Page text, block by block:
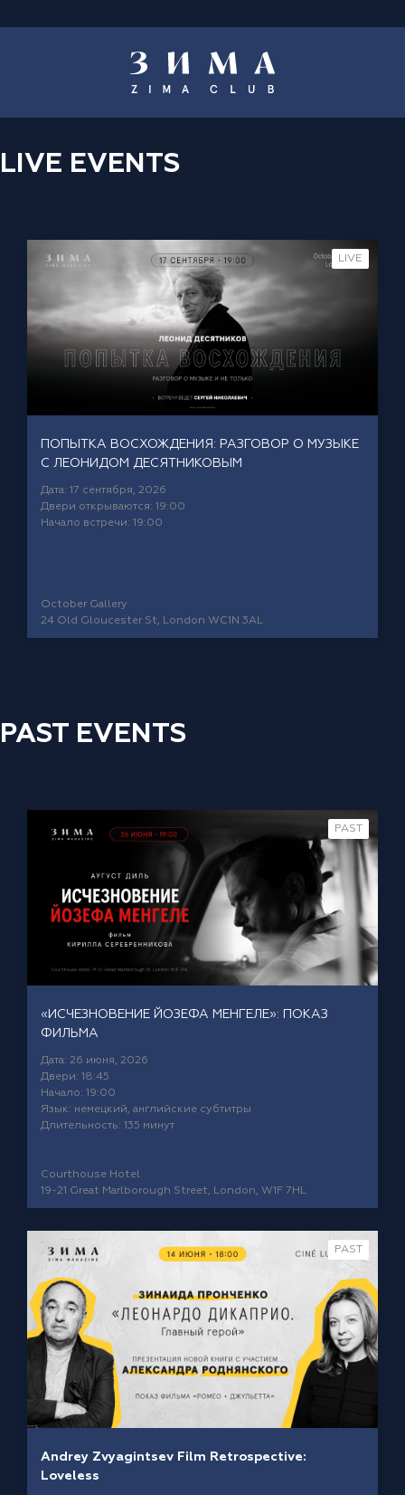
LIVE EVENTS
LIVE
ПОПЫТКА ВОСХОЖДЕНИЯ: РАЗГОВОР О МУЗЫКЕ
С ЛЕОНИДОМ ДЕСЯТНИКОВЫМ
Дата: 17 сентября, 2026
Двери открываются: 19:00
Начало встречи: 19:00
October Gallery
24 Old Gloucester St, London WC1N 3AL
PAST EVENTS
PAST
«ИСЧЕЗНОВЕНИЕ ЙОЗЕФА МЕНГЕЛЕ»: ПОКАЗ
ФИЛЬМА
Дата: 26 июня, 2026
Двери: 18:45
Начало: 19:00
Язык: немецкий, английские субтитры
Длительность: 135 минут
Courthouse Hotel
19-21 Great Marlborough Street, London, W1F 7HL
PAST
Andrey Zvyagintsev Film Retrospective:
Loveless